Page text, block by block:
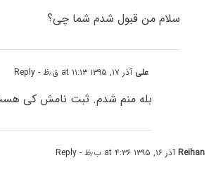
سلام من قبول شدم شما چی؟
علی آذر ۱۷, ۱۳۹۵ at ۱۱:۱۳ ق٫ظ - Reply
بله منم شدم. ثبت نامش کی
Reihanآذر ۱۶, ۱۳۹۵ at ۴:۳۶ ب٫ظ - Reply